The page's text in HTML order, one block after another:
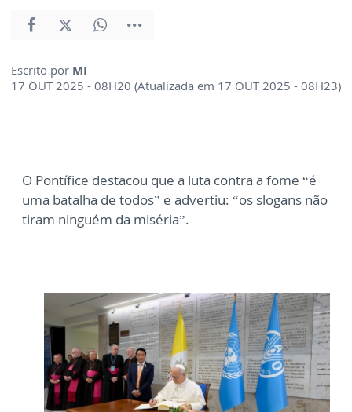
Escrito por MI
17 OUT 2025 - 08H20 (Atualizada em 17 OUT 2025 - 08H23)
O Pontífice destacou que a luta contra a fome “é
uma batalha de todos” e advertiu: “os slogans não
tiram ninguém da miséria”.